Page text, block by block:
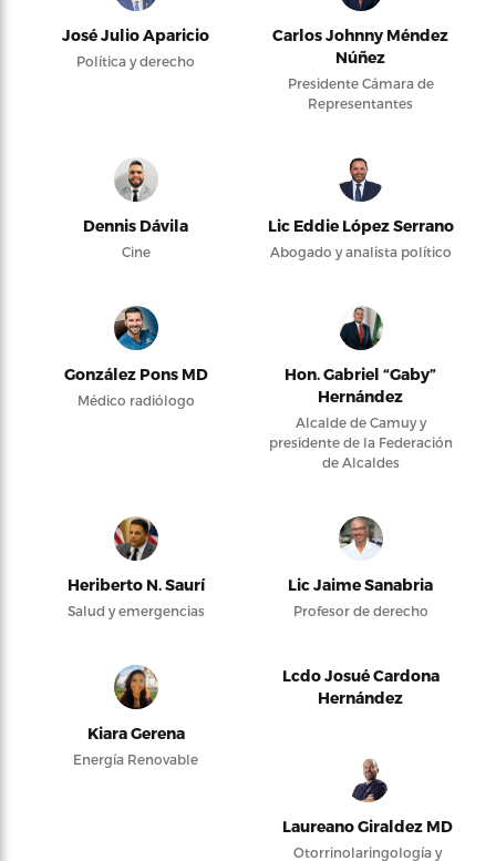
José Julio Aparicio
Política y derecho
Carlos Johnny Méndez
Núñez
Presidente Cámara de
Representantes
Dennis Dávila
Cine
Lic Eddie López Serrano
Abogado y analista político
González Pons MD
Médico radiólogo
Hon. Gabriel “Gaby”
Hernández
Alcalde de Camuy y
presidente de la Federación
de Alcaldes
Heriberto N. Saurí
Salud y emergencias
Lic Jaime Sanabria
Profesor de derecho
Kiara Gerena
Energía Renovable
Lcdo Josué Cardona
Hernández
Laureano Giraldez MD
Otorrinolaringología y